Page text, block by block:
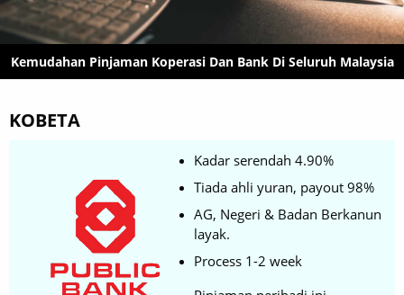
Kemudahan Pinjaman Koperasi Dan Bank Di Seluruh Malaysia
KOBETA
Kadar serendah 4.90%
Tiada ahli yuran, payout 98%
AG, Negeri & Badan Berkanun
layak.
Process 1-2 week